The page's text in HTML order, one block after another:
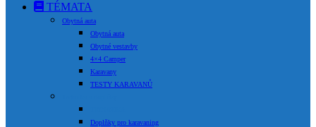
TÉMATA
Obytná auta
Obytná auta
Obytné vestavby
4×4 Camper
Karavany
TESTY KARAVANŮ
Doplňky pro karavaning